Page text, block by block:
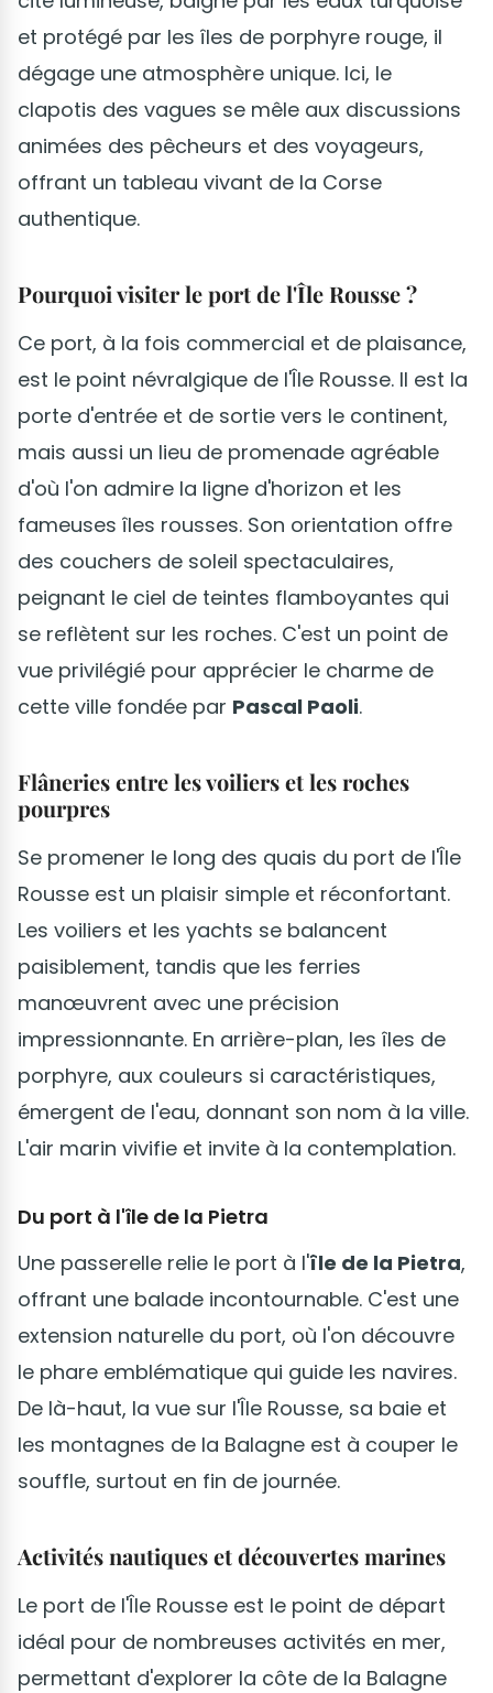
et protégé par les îles de porphyre rouge, il
dégage une atmosphère unique. Ici, le
clapotis des vagues se mêle aux discussions
animées des pêcheurs et des voyageurs,
offrant un tableau vivant de la Corse
authentique.
Pourquoi visiter le port de l'Île Rousse ?
Ce port, à la fois commercial et de plaisance,
est le point névralgique de l'Île Rousse. Il est la
porte d'entrée et de sortie vers le continent,
mais aussi un lieu de promenade agréable
d'où l'on admire la ligne d'horizon et les
fameuses îles rousses. Son orientation offre
des couchers de soleil spectaculaires,
peignant le ciel de teintes flamboyantes qui
se reflètent sur les roches. C'est un point de
vue privilégié pour apprécier le charme de
cette ville fondée par Pascal Paoli.
Flâneries entre les voiliers et les roches
pourpres
Se promener le long des quais du port de l'Île
Rousse est un plaisir simple et réconfortant.
Les voiliers et les yachts se balancent
paisiblement, tandis que les ferries
manœuvrent avec une précision
impressionnante. En arrière-plan, les îles de
porphyre, aux couleurs si caractéristiques,
émergent de l'eau, donnant son nom à la ville.
L'air marin vivifie et invite à la contemplation.
Du port à l'île de la Pietra
Une passerelle relie le port à l'île de la Pietra,
offrant une balade incontournable. C'est une
extension naturelle du port, où l'on découvre
le phare emblématique qui guide les navires.
De là-haut, la vue sur l'Île Rousse, sa baie et
les montagnes de la Balagne est à couper le
souffle, surtout en fin de journée.
Activités nautiques et découvertes marines
Le port de l'Île Rousse est le point de départ
idéal pour de nombreuses activités en mer,
permettant d'explorer la côte de la Balagne